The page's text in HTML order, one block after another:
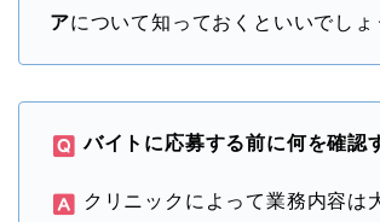
アについて知っておくといいでしょ
バイトに応募する前に何を確認
クリニックによって業務内容は